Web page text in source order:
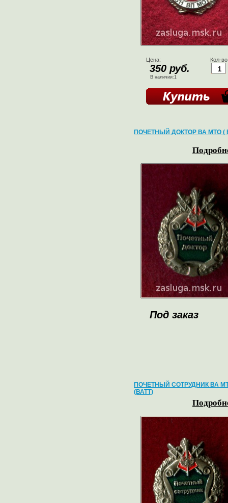
Цена:
350 руб.
В наличии:1
Кол-
ПОЧЕТНЫЙ ДОКТОР ВА МТО (
Под заказ
ПОЧЕТНЫЙ СОТРУДНИК ВА
(ВАТТ)